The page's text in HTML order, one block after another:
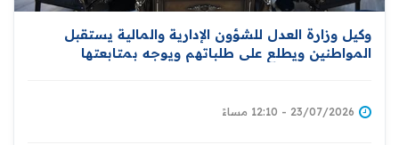
وكيل وزارة العدل للشؤون الإدارية والمالية يستقبل
المواطنين ويطلع على طلباتهم ويوجه بمتابعتها
23/07/2026 - 12:10 مساءً